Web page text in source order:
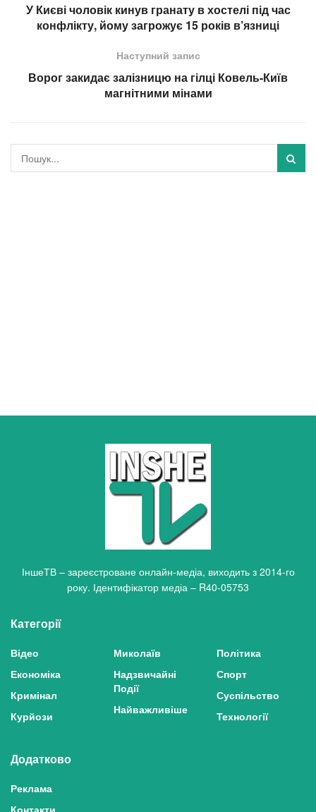
У Києві чоловік кинув гранату в хостелі під час
конфлікту, йому загрожує 15 років в’язниці
Наступний запис
Ворог закидає залізницю на гілці Ковель-Київ
магнітними мінами
ІншеТВ – зареєстроване онлайн-медіа, виходить з 2014-го
року. Ідентифікатор медіа – R40-05753
Категорії
Відео
Економіка
Кримінал
Курйози
Миколаїв
Надзвичайні
Події
Найважливіше
Політика
Спорт
Суспільство
Технології
Додатково
Реклама
Контакти